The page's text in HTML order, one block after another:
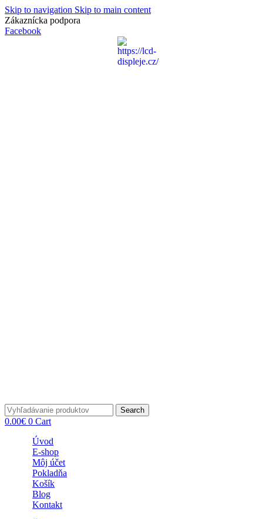
Skip to navigation Skip to main content
Zákaznícka podpora
Facebook
Search
0.00€ 0 Cart
Úvod
E-shop
Môj účet
Pokladňa
Košík
Blog
Kontakt